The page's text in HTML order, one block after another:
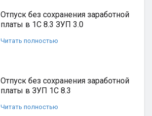
Отпуск без сохранения заработной
платы в 1С 8.3 ЗУП 3.0
Читать полностью
Отпуск без сохранения заработной
платы в ЗУП 1С 8.3
Читать полностью